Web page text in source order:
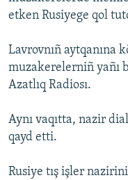
RFE/RS bütün
etken Rusiyege qol
Lavrovnıñ aytqanına
muzakerelerniñ yañı
Azatlıq Radiosı.
Aynı vaqıtta, nazir
qayd etti.
Rusiye tış işler